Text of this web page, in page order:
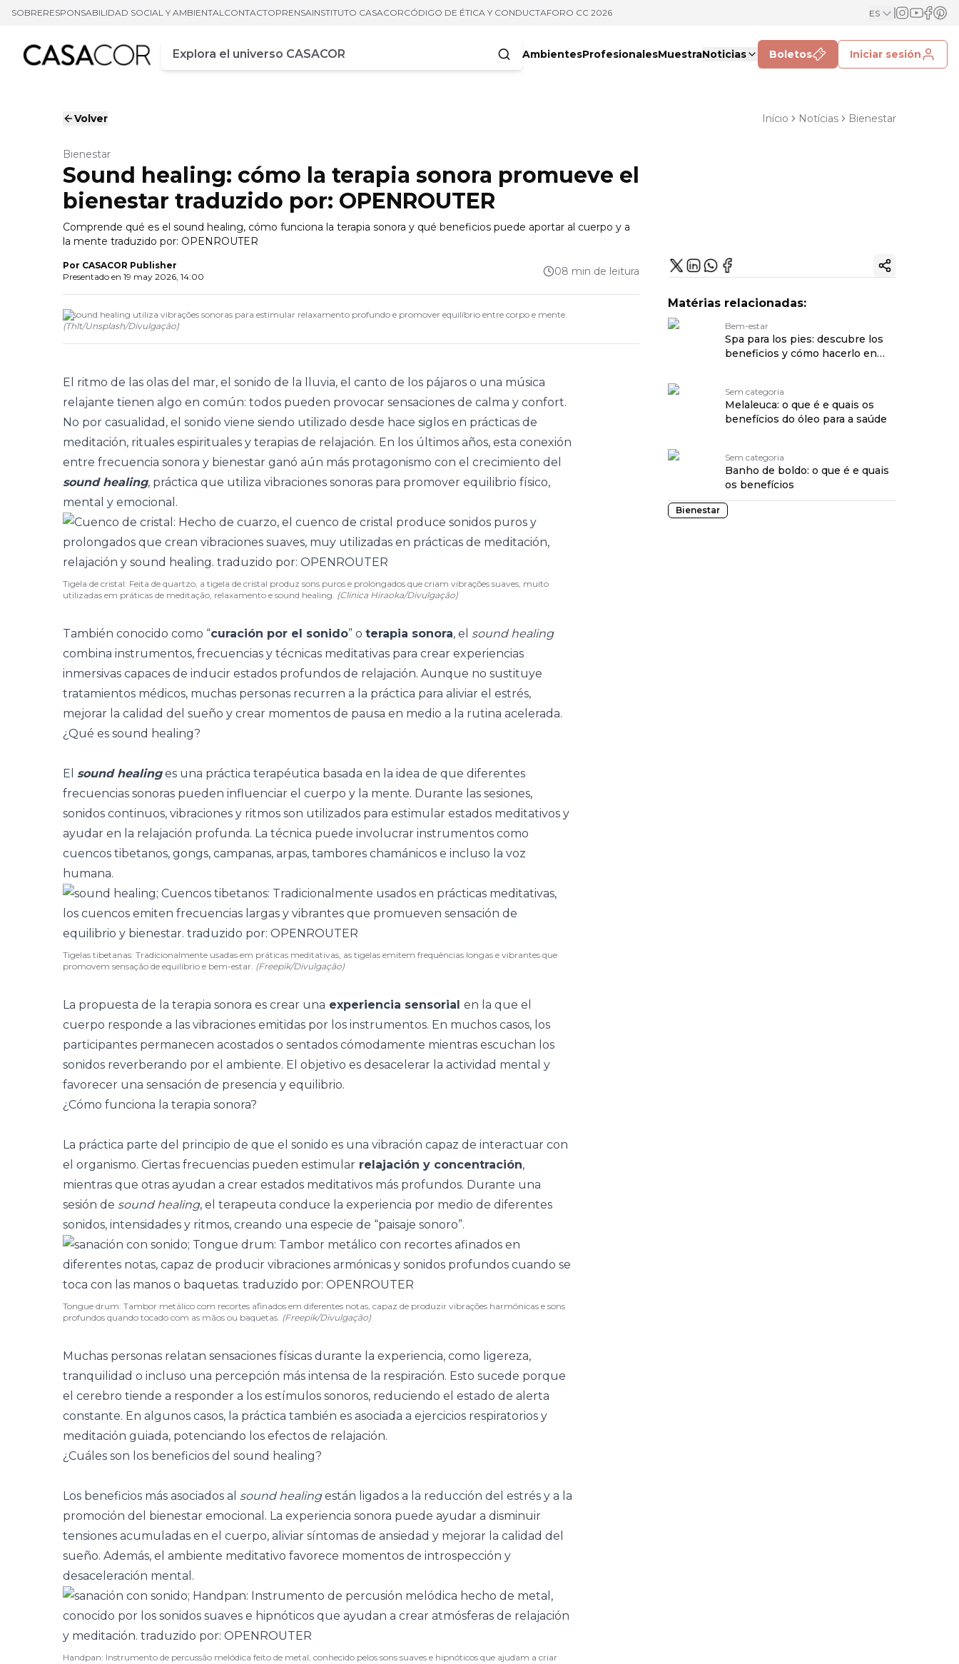
SOBRERESPONSABILIDAD SOCIAL Y AMBIENTALCONTACTOPRENSAINSTITUTO CASACORCÓDIGO DE ÉTICA Y CONDUCTAFORO CC 2026 ES
Campo de busca
Ingrese al menos tres caracteres
AmbientesProfesionalesMuestraNoticias Boletos Iniciar sesión
Volver Início Notícias Bienestar
Bienestar
Sound healing: cómo la terapia sonora promueve el
bienestar traduzido por: OPENROUTER
Comprende qué es el sound healing, cómo funciona la terapia sonora y qué beneficios puede aportar al cuerpo y a
la mente traduzido por: OPENROUTER
Por CASACOR Publisher
Presentado en 19 may 2026, 14:00 08 min de leitura
O sound healing utiliza vibrações sonoras para estimular relaxamento profundo e promover equilíbrio entre corpo e mente.
(Thlt/Unsplash/Divulgação)
El ritmo de las olas del mar, el sonido de la lluvia, el canto de los pájaros o una música
relajante tienen algo en común: todos pueden provocar sensaciones de calma y confort.
No por casualidad, el sonido viene siendo utilizado desde hace siglos en prácticas de
meditación, rituales espirituales y terapias de relajación. En los últimos años, esta conexión
entre frecuencia sonora y bienestar ganó aún más protagonismo con el crecimiento del
sound healing, práctica que utiliza vibraciones sonoras para promover equilibrio físico,
mental y emocional.
Tigela de cristal: Feita de quartzo, a tigela de cristal produz sons puros e prolongados que criam vibrações suaves, muito
utilizadas em práticas de meditação, relaxamento e sound healing. (Clinica Hiraoka/Divulgação)
También conocido como “curación por el sonido” o terapia sonora, el sound healing
combina instrumentos, frecuencias y técnicas meditativas para crear experiencias
inmersivas capaces de inducir estados profundos de relajación. Aunque no sustituye
tratamientos médicos, muchas personas recurren a la práctica para aliviar el estrés,
mejorar la calidad del sueño y crear momentos de pausa en medio a la rutina acelerada.
¿Qué es sound healing?
El sound healinges una práctica terapéutica basada en la idea de que diferentes
frecuencias sonoras pueden influenciar el cuerpo y la mente. Durante las sesiones,
sonidos continuos, vibraciones y ritmos son utilizados para estimular estados meditativos y
ayudar en la relajación profunda. La técnica puede involucrar instrumentos como
cuencos tibetanos, gongs, campanas, arpas, tambores chamánicos e incluso la voz
humana.
Tigelas tibetanas: Tradicionalmente usadas em práticas meditativas, as tigelas emitem frequências longas e vibrantes que
promovem sensação de equilíbrio e bem-estar. (Freepik/Divulgação)
La propuesta de la terapia sonora es crear una experiencia sensorial en la que el
cuerpo responde a las vibraciones emitidas por los instrumentos. En muchos casos, los
participantes permanecen acostados o sentados cómodamente mientras escuchan los
sonidos reverberando por el ambiente. El objetivo es desacelerar la actividad mental y
favorecer una sensación de presencia y equilibrio.
¿Cómo funciona la terapia sonora?
La práctica parte del principio de que el sonido es una vibración capaz de interactuar con
el organismo. Ciertas frecuencias pueden estimular relajación y concentración,
mientras que otras ayudan a crear estados meditativos más profundos. Durante una
sesión de sound healing, el terapeuta conduce la experiencia por medio de diferentes
sonidos, intensidades y ritmos, creando una especie de “paisaje sonoro”.
Tongue drum: Tambor metálico com recortes afinados em diferentes notas, capaz de produzir vibrações harmônicas e sons
profundos quando tocado com as mãos ou baquetas. (Freepik/Divulgação)
Muchas personas relatan sensaciones físicas durante la experiencia, como ligereza,
tranquilidad o incluso una percepción más intensa de la respiración. Esto sucede porque
el cerebro tiende a responder a los estímulos sonoros, reduciendo el estado de alerta
constante. En algunos casos, la práctica también es asociada a ejercicios respiratorios y
meditación guiada, potenciando los efectos de relajación.
¿Cuáles son los beneficios del sound healing?
Los beneficios más asociados al sound healingestán ligados a la reducción del estrés y a la
promoción del bienestar emocional. La experiencia sonora puede ayudar a disminuir
tensiones acumuladas en el cuerpo, aliviar síntomas de ansiedad y mejorar la calidad del
sueño. Además, el ambiente meditativo favorece momentos de introspección y
desaceleración mental.
Handpan: Instrumento de percussão melódica feito de metal, conhecido pelos sons suaves e hipnóticos que ajudam a criar
Copiar enlace
Matérias relacionadas:
Bem-estar
Spa para los pies: descubre los
beneficios y cómo hacerlo en
Sem categoria
Melaleuca: o que é e quais os
benefícios do óleo para a saúde
Sem categoria
Banho de boldo: o que é e quais
os benefícios
Bienestar